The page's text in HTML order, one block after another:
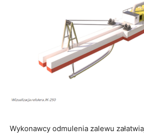
Wykonawcy odmulenia zalewu